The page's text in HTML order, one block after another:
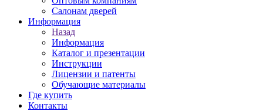
Салонам дверей
Информация
Назад
Информация
Каталог и презентации
Инструкции
Лицензии и патенты
Обучающие материалы
Где купить
Контакты